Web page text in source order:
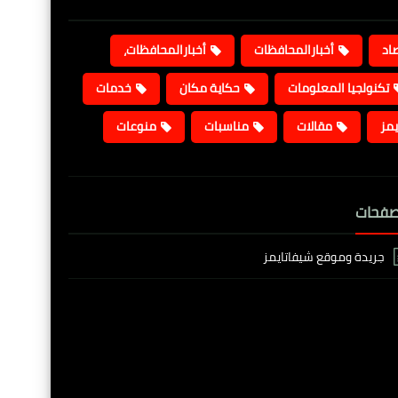
أخبارالمحافظات
أخبارالمحافظات،
تكنولجيا المعلومات
حكاية مكان
خدمات
مقالات مناسبات منوعات
جريدة وموقع شيفاتايمز